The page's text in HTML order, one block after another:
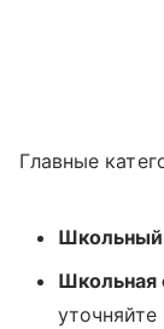
Главные
Школьный
Школьная